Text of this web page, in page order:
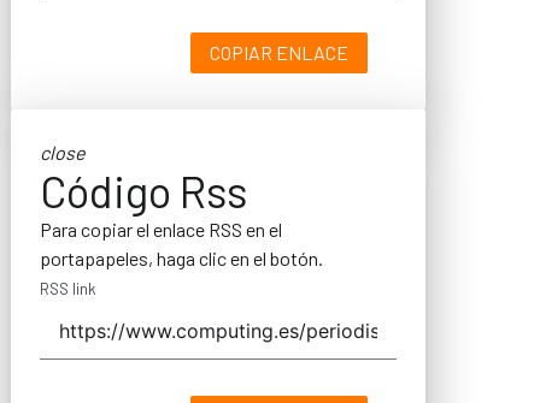
COPIAR ENLACE
close
Código Rss
Para copiar el enlace RSS en el
portapapeles, haga clic en el botón.
RSS link